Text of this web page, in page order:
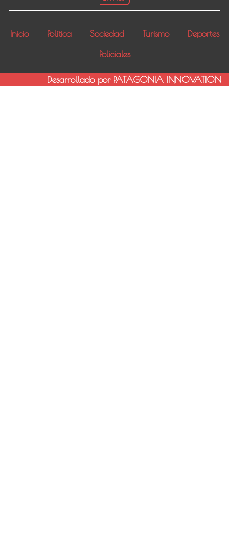
Inicio Política Sociedad Turismo
Deportes
Policiales
Desarrollado por PATAGONIA INNOVATION